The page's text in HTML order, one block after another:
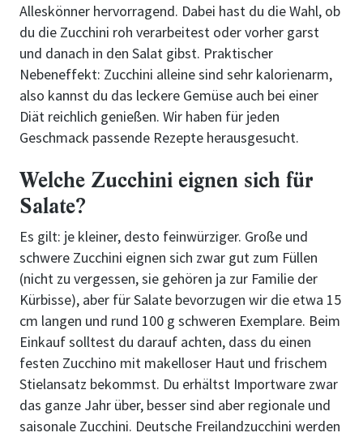
Alleskönner hervorragend. Dabei hast du die Wahl, ob
du die Zucchini roh verarbeitest oder vorher garst
und danach in den Salat gibst. Praktischer
Nebeneffekt: Zucchini alleine sind sehr kalorienarm,
also kannst du das leckere Gemüse auch bei einer
Diät reichlich genießen. Wir haben für jeden
Geschmack passende Rezepte herausgesucht.
Welche Zucchini eignen sich für
Salate?
Es gilt: je kleiner, desto feinwürziger. Große und
schwere Zucchini eignen sich zwar gut zum Füllen
(nicht zu vergessen, sie gehören ja zur Familie der
Kürbisse), aber für Salate bevorzugen wir die etwa 15
cm langen und rund 100 g schweren Exemplare. Beim
Einkauf solltest du darauf achten, dass du einen
festen Zucchino mit makelloser Haut und frischem
Stielansatz bekommst. Du erhältst Importware zwar
das ganze Jahr über, besser sind aber regionale und
saisonale Zucchini. Deutsche Freilandzucchini werden